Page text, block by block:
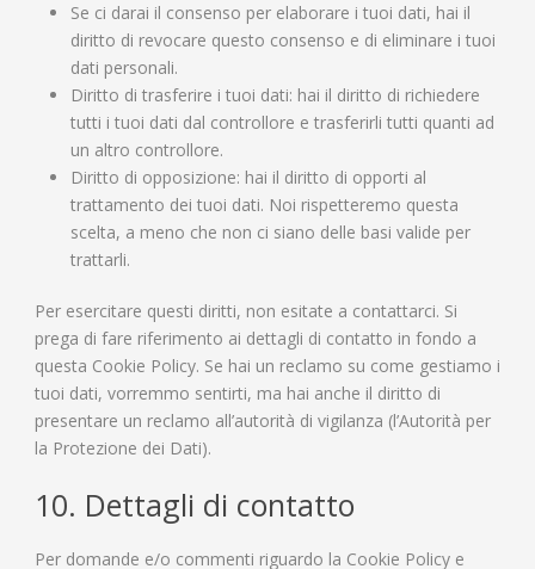
Se ci darai il consenso per elaborare i tuoi dati, hai il
diritto di revocare questo consenso e di eliminare i tuoi
dati personali.
Diritto di trasferire i tuoi dati: hai il diritto di richiedere
tutti i tuoi dati dal controllore e trasferirli tutti quanti ad
un altro controllore.
Diritto di opposizione: hai il diritto di opporti al
trattamento dei tuoi dati. Noi rispetteremo questa
scelta, a meno che non ci siano delle basi valide per
trattarli.
Per esercitare questi diritti, non esitate a contattarci. Si
prega di fare riferimento ai dettagli di contatto in fondo a
questa Cookie Policy. Se hai un reclamo su come gestiamo i
tuoi dati, vorremmo sentirti, ma hai anche il diritto di
presentare un reclamo all’autorità di vigilanza (l’Autorità per
la Protezione dei Dati).
10. Dettagli di contatto
Per domande e/o commenti riguardo la Cookie Policy e